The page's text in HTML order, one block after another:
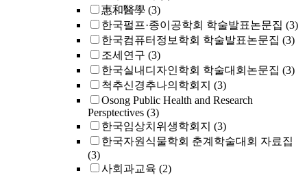
惠和醫學 (3)
한국펄프·종이공학회 학술발표논문집 (3)
한국컴퓨터정보학회 학술발표논문집 (3)
조세연구 (3)
한국실내디자인학회 학술대회논문집 (3)
척추신경추나의학회지 (3)
Osong Public Health and Research
Persptectives (3)
한국임상치위생학회지 (3)
한국자원식물학회 춘계학술대회 자료집
(3)
사회과교육 (2)